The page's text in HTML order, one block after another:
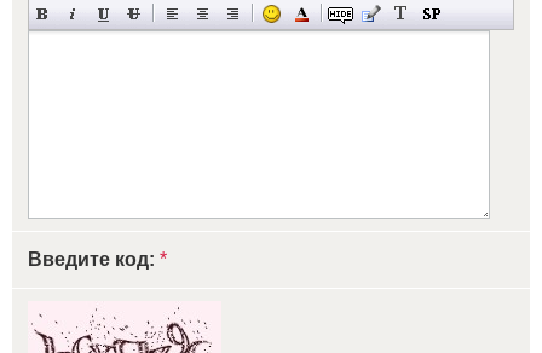
Введите код: *